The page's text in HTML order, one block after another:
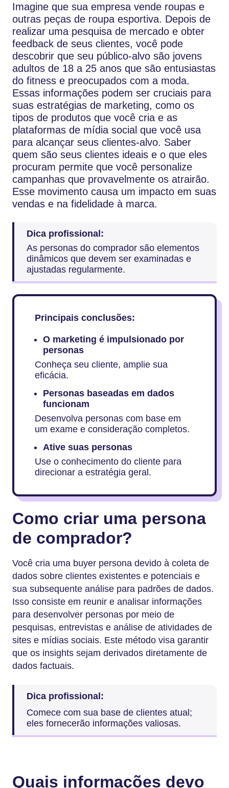
Imagine que sua empresa vende roupas e
outras peças de roupa esportiva. Depois de
realizar uma pesquisa de mercado e obter
feedback de seus clientes, você pode
descobrir que seu público-alvo são jovens
adultos de 18 a 25 anos que são entusiastas
do fitness e preocupados com a moda.
Essas informações podem ser cruciais para
suas estratégias de marketing, como os
tipos de produtos que você cria e as
plataformas de mídia social que você usa
para alcançar seus clientes-alvo. Saber
quem são seus clientes ideais e o que eles
procuram permite que você personalize
campanhas que provavelmente os atrairão.
Esse movimento causa um impacto em suas
vendas e na fidelidade à marca.
Dica profissional:
As personas do comprador são elementos
dinâmicos que devem ser examinadas e
ajustadas regularmente.
Principais conclusões:
O marketing é impulsionado por
personas
Conheça seu cliente, amplie sua
eficácia.
Personas baseadas em dados
funcionam
Desenvolva personas com base em
um exame e consideração completos.
Ative suas personas
Use o conhecimento do cliente para
direcionar a estratégia geral.
Como criar uma persona
de comprador?
Você cria uma buyer persona devido à coleta de
dados sobre clientes existentes e potenciais e
sua subsequente análise para padrões de dados.
Isso consiste em reunir e analisar informações
para desenvolver personas por meio de
pesquisas, entrevistas e análise de atividades de
sites e mídias sociais. Este método visa garantir
que os insights sejam derivados diretamente de
dados factuais.
Dica profissional:
Comece com sua base de clientes atual;
eles fornecerão informações valiosas.
Quais informações devo